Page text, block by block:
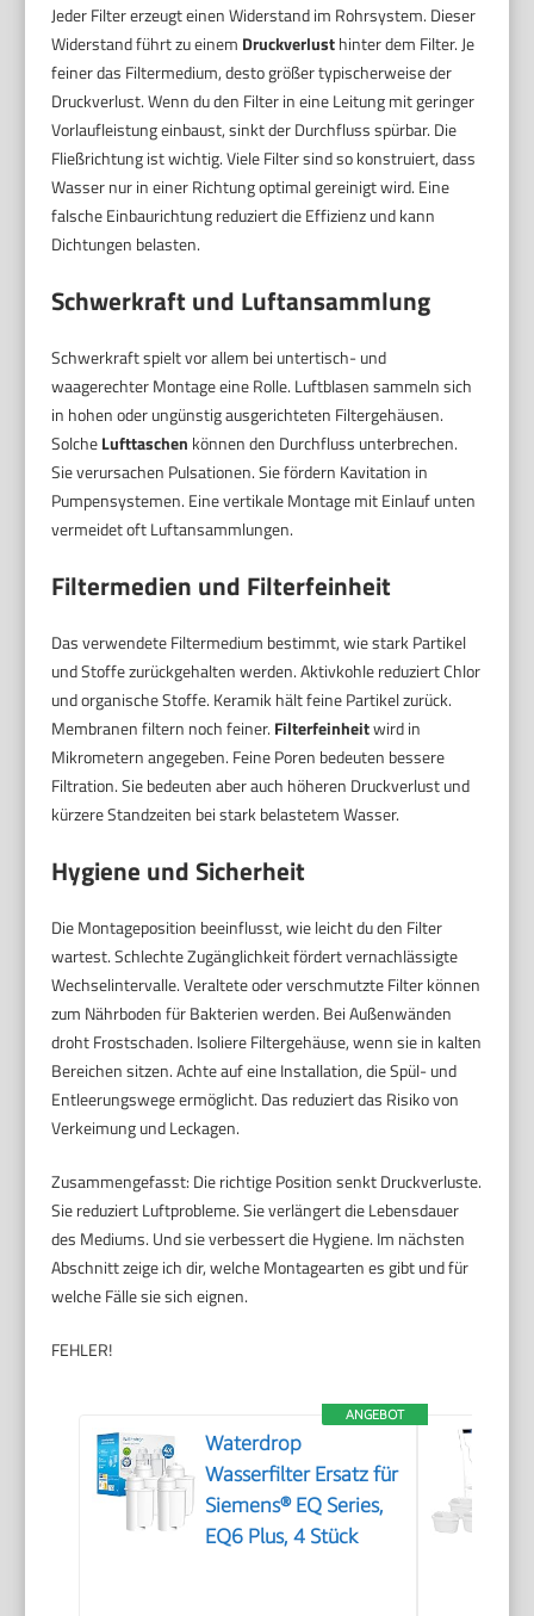
Jeder Filter erzeugt einen Widerstand im Rohrsystem. Dieser
Widerstand führt zu einem Druckverlusthinter dem Filter. Je
feiner das Filtermedium, desto größer typischerweise der
Druckverlust. Wenn du den Filter in eine Leitung mit geringer
Vorlaufleistung einbaust, sinkt der Durchfluss spürbar. Die
Fließrichtung ist wichtig. Viele Filter sind so konstruiert, dass
Wasser nur in einer Richtung optimal gereinigt wird. Eine
falsche Einbaurichtung reduziert die Effizienz und kann
Dichtungen belasten.
Schwerkraft und Luftansammlung
Schwerkraft spielt vor allem bei untertisch- und
waagerechter Montage eine Rolle. Luftblasen sammeln sich
in hohen oder ungünstig ausgerichteten Filtergehäusen.
SolcheLufttaschen können den Durchfluss unterbrechen.
Sie verursachen Pulsationen. Sie fördern Kavitation in
Pumpensystemen. Eine vertikale Montage mit Einlauf unten
vermeidet oft Luftansammlungen.
Filtermedien und Filterfeinheit
Das verwendete Filtermedium bestimmt, wie stark Partikel
und Stoffe zurückgehalten werden. Aktivkohle reduziert Chlor
und organische Stoffe. Keramik hält feine Partikel zurück.
Membranen filtern noch feiner. Filterfeinheitwird in
Mikrometern angegeben. Feine Poren bedeuten bessere
Filtration. Sie bedeuten aber auch höheren Druckverlust und
kürzere Standzeiten bei stark belastetem Wasser.
Hygiene und Sicherheit
Die Montageposition beeinflusst, wie leicht du den Filter
wartest. Schlechte Zugänglichkeit fördert vernachlässigte
Wechselintervalle. Veraltete oder verschmutzte Filter können
zum Nährboden für Bakterien werden. Bei Außenwänden
droht Frostschaden. Isoliere Filtergehäuse, wenn sie in kalten
Bereichen sitzen. Achte auf eine Installation, die Spül- und
Entleerungswege ermöglicht. Das reduziert das Risiko von
Verkeimung und Leckagen.
Zusammengefasst: Die richtige Position senkt Druckverluste.
Sie reduziert Luftprobleme. Sie verlängert die Lebensdauer
des Mediums. Und sie verbessert die Hygiene. Im nächsten
Abschnitt zeige ich dir, welche Montagearten es gibt und für
welche Fälle sie sich eignen.
FEHLER!
ANGEBOT
Waterdrop
Wasserfilter Ersatz für
Siemens® EQ Series,
EQ6 Plus, 4 Stück